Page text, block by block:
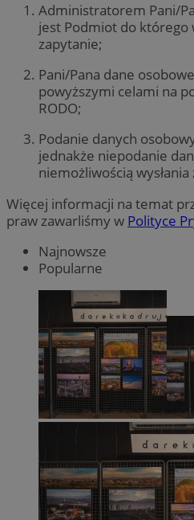
Administratorem Pani/
jest Podmiot do którego
zapytanie;
Pani/Pana dane
powyższymi celami na
RODO;
Podanie danych
jednakże niepodanie
niemożliwością wysłania
Więcej informacji na temat
praw zawarliśmy w Polityce
Najnowsze
Popularne